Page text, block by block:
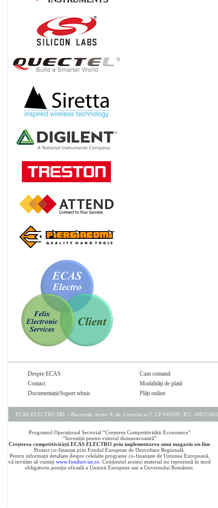
Despre ECAS
Contact
Documentații/Suport tehnic
Cum comand
Modalități de plată
Plăți online
ECAS ELECTRO SRL - Bucureşti, sector 4, str. Cornelia nr.7, CP 040181, R.C. J40/
Programul Operațional Sectorial “Creșterea Competitivității Economice”
“Investiții pentru viitorul dumneavoastră”
Creșterea competitivității ECAS ELECTRO prin implementarea unui magazin on-line
Proiect co-finanțat prin Fondul European de Dezvoltare Regională.
Pentru informații detaliate despre celelalte programe co-finanțate de Uniunea Europeană,
vă invităm să vizitați www.fonduri-ue.ro . Conținutul acestui material nu reprezintă în mod
obligatoriu poziția oficială a Uniunii Europene sau a Guvernului României.